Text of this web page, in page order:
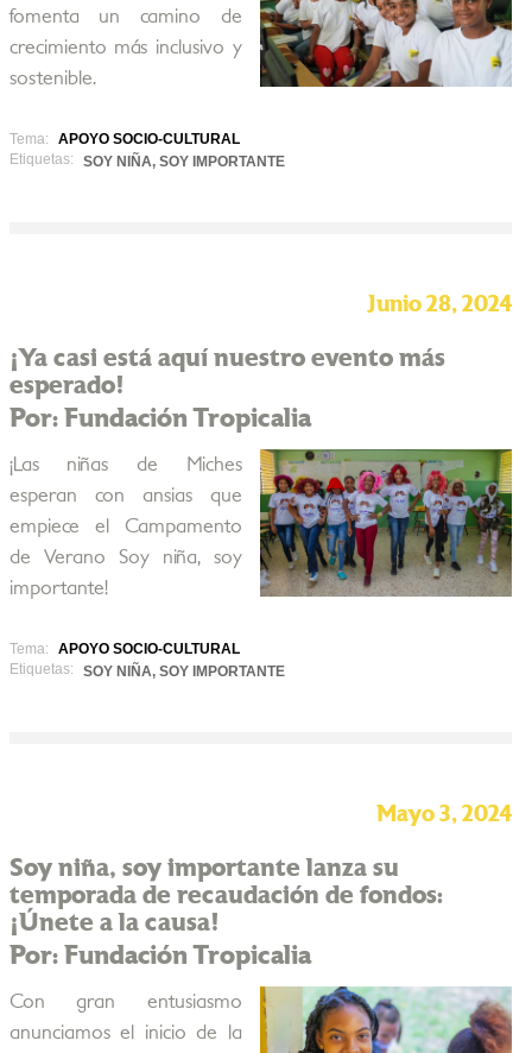
fomenta un camino de
crecimiento más inclusivo y
sostenible.
Tema:
APOYO SOCIO-CULTURAL
Etiquetas:
SOY NIÑA, SOY IMPORTANTE
Junio 28, 2024
¡Ya casi está aquí nuestro evento más
esperado!
Por: Fundación Tropicalia
¡Las niñas de Miches
esperan con ansias que
empiece el Campamento
de Verano Soy niña, soy
importante!
Tema:
APOYO SOCIO-CULTURAL
Etiquetas:
SOY NIÑA, SOY IMPORTANTE
Mayo 3, 2024
Soy niña, soy importante lanza su
temporada de recaudación de fondos:
¡Únete a la causa!
Por: Fundación Tropicalia
Con gran entusiasmo
anunciamos el inicio de la